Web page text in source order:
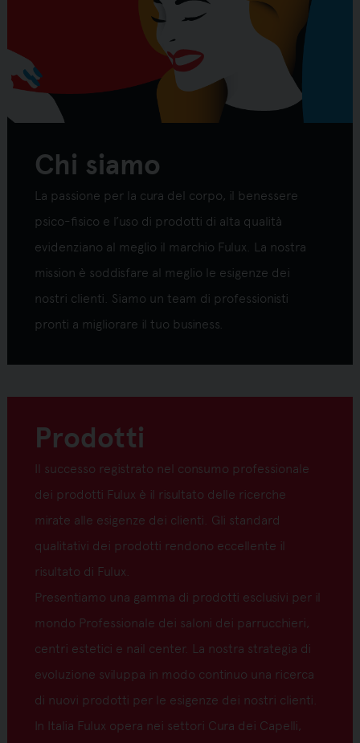
Chi siamo
La passione per la cura del corpo, il benessere
psico-fisico e l’uso di prodotti di alta qualità
evidenziano al meglio il marchio Fulux. La nostra
mission è soddisfare al meglio le esigenze dei
nostri clienti. Siamo un team di professionisti
pronti a migliorare il tuo business.
Prodotti
Il successo registrato nel consumo professionale
dei prodotti Fulux è il risultato delle ricerche
mirate alle esigenze dei clienti. Gli standard
qualitativi dei prodotti rendono eccellente il
risultato di Fulux.
Presentiamo una gamma di prodotti esclusivi per il
mondo Professionale dei saloni dei parrucchieri,
centri estetici e nail center. La nostra strategia di
evoluzione sviluppa in modo continuo una ricerca
di nuovi prodotti per le esigenze dei nostri clienti.
In Italia Fulux opera nei settori Cura dei Capelli,